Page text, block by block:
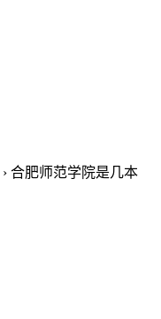
› 合肥师范学院是几本